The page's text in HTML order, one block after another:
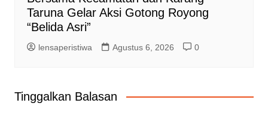
Taruna Gelar Aksi Gotong Royong
“Belida Asri”
lensaperistiwa Agustus 6, 2026 0
Tinggalkan Balasan